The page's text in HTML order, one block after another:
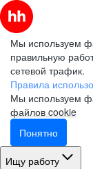
Мы используем
правильную
сетевой трафик.
Правила
Мы используем
файлов cookie
Понятно
Ищу работу